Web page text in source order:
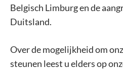
Belgisch Limburg en de
Duitsland.
Over de mogelijkheid om
steunen leest u elders op